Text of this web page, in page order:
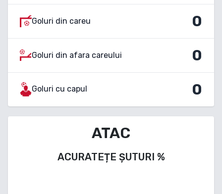
Goluri din careu 0
Goluri din afara careului 0
Goluri cu capul 0
ATAC
ACURATEȚE ȘUTURI %